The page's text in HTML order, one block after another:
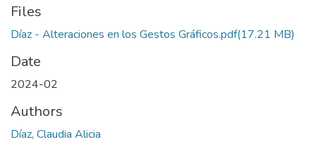
Files
Díaz - Alteraciones en los Gestos Gráficos.pdf(17.21 MB)
Date
2024-02
Authors
Díaz, Claudia Alicia